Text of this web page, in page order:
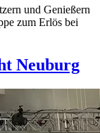
und Genießern
zum Erlös bei
Neuburg